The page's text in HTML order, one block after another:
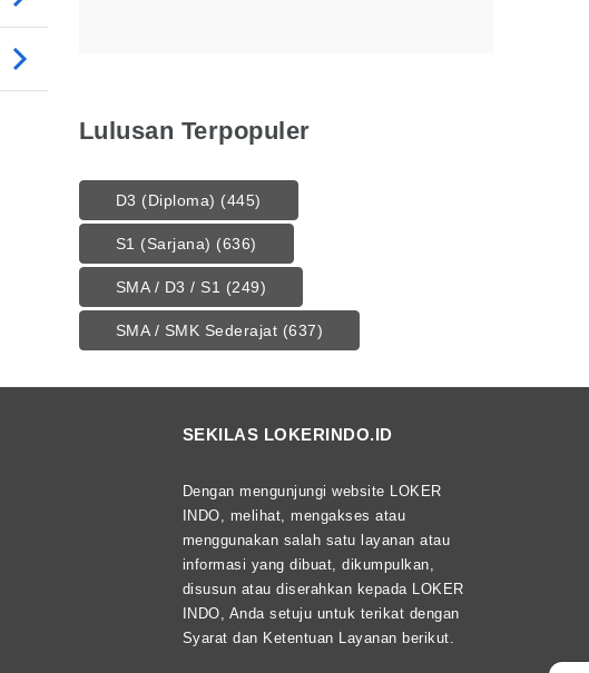
Lulusan Terpopuler
D3 (Diploma) (445)
S1 (Sarjana) (636)
SMA / D3 / S1 (249)
SMA / SMK Sederajat (637)
SEKILAS LOKERINDO.ID
Dengan mengunjungi website LOKER
INDO, melihat, mengakses atau
menggunakan salah satu layanan atau
informasi yang dibuat, dikumpulkan,
disusun atau diserahkan kepada LOKER
INDO, Anda setuju untuk terikat dengan
Syarat dan Ketentuan Layanan berikut.